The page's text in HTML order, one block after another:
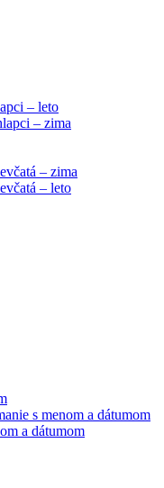
– leto
– zima
– zima
– leto
s menom a dátumom
a dátumom